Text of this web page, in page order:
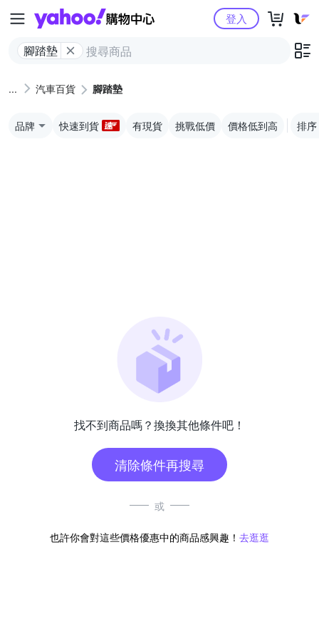
Yahoo購物中心
腳踏墊
登入
汽車百貨 腳踏墊
品牌 快速到貨 有現貨 挑戰低價 價格低到高 排序
找不到商品嗎？換換其他條件吧！
清除條件再搜尋
或
也許你會對這些價格優惠中的商品感興趣！ 去逛逛